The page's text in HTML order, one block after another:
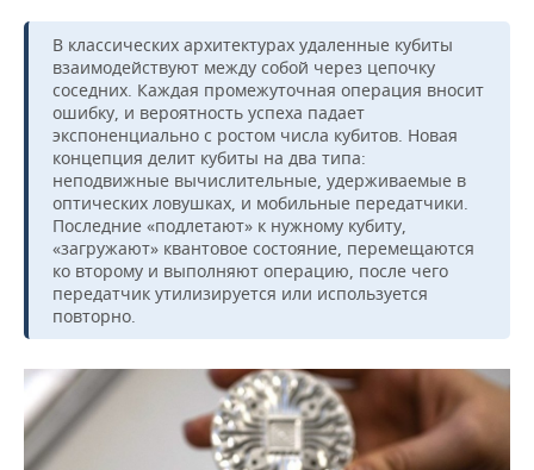
В классических архитектурах удаленные кубиты
взаимодействуют между собой через цепочку
соседних. Каждая промежуточная операция вносит
ошибку, и вероятность успеха падает
экспоненциально с ростом числа кубитов. Новая
концепция делит кубиты на два типа:
неподвижные вычислительные, удерживаемые в
оптических ловушках, и мобильные передатчики.
Последние «подлетают» к нужному кубиту,
«загружают» квантовое состояние, перемещаются
ко второму и выполняют операцию, после чего
передатчик утилизируется или используется
повторно.